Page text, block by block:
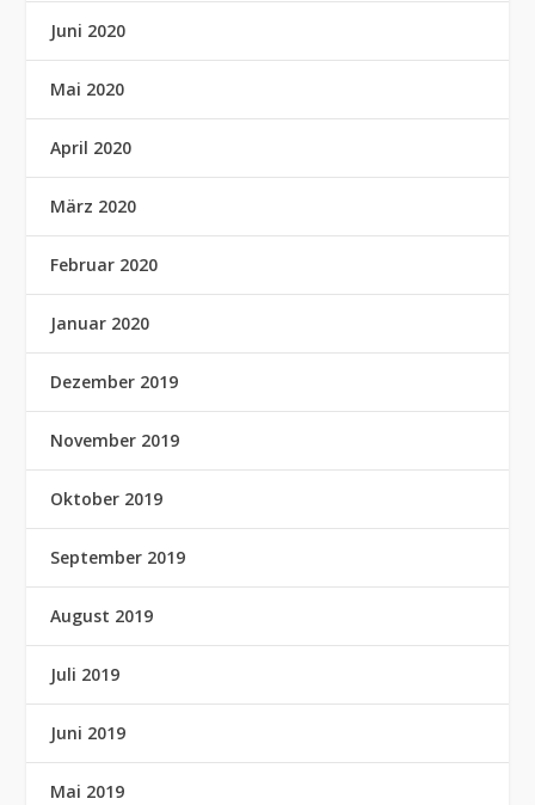
Juni 2020
Mai 2020
April 2020
März 2020
Februar 2020
Januar 2020
Dezember 2019
November 2019
Oktober 2019
September 2019
August 2019
Juli 2019
Juni 2019
Mai 2019